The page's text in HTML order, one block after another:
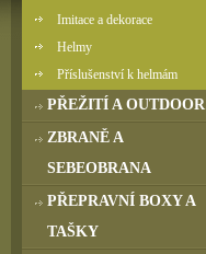
Imitace a dekorace
Helmy
Příslušenství k helmám
PŘEŽITÍ A OUTDOOR
ZBRANĚ A
SEBEOBRANA
PŘEPRAVNÍ BOXY A
TAŠKY